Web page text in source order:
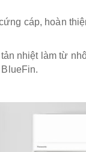
cáp, hoàn
nhiệt làm từ